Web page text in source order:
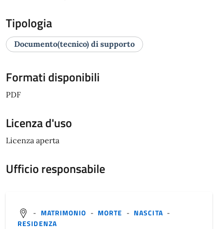
Tipologia
Documento(tecnico) di supporto
Formati disponibili
PDF
Licenza d'uso
Licenza aperta
Ufficio responsabile
- MATRIMONIO - MORTE - NASCITA -
RESIDENZA